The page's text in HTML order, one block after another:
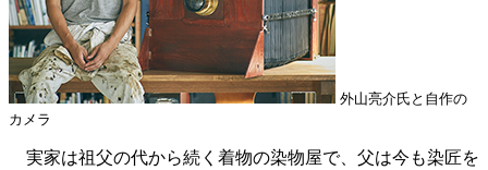
外山亮介氏と自作の
カメラ
実家は祖父の代から続く着物の染物屋で、父は今も染匠を